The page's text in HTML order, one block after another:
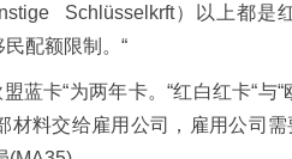
Schlüsselkrft）以上都是红
民配额限制。“
卡“为两年卡。“红白红卡“与
材料交给雇用公司，雇用公司